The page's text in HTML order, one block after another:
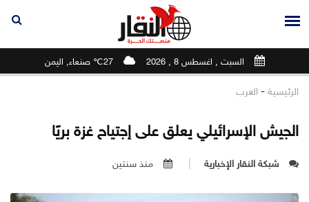
السبت , اغسطس 8 , 2026 27℃ صنعاء, اليمن
الرئيسية - العرب
الجيش الإسرائيلي يعلق على إجتياح غزة بريًا
شبكة النقار الإخبارية منذ سنتين